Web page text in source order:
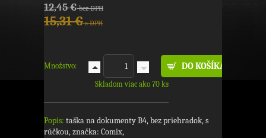
12,45 €bez DPH
15,31 €s DPH
Množstvo:
Skladom viac ako 70 ks
Popis: taška na dokumenty B4, bez priehradok, s
rúčkou, značka: Comix,